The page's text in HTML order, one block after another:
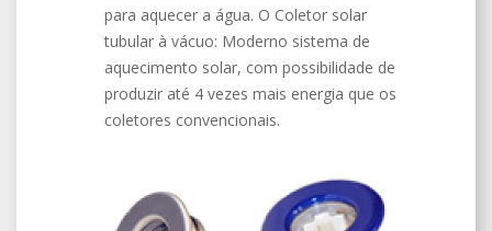
para aquecer a água. O Coletor solar
tubular à vácuo: Moderno sistema de
aquecimento solar, com possibilidade de
produzir até 4 vezes mais energia que os
coletores convencionais.